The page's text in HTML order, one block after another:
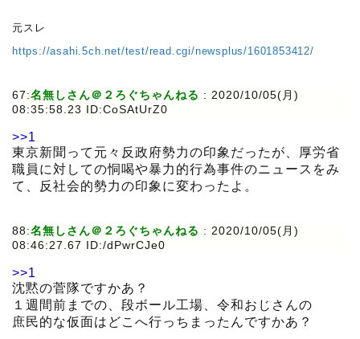
元スレ
https://asahi.5ch.net/test/read.cgi/newsplus/1601853412/
67:名無しさん＠２ろぐちゃんねる : 2020/10/05(月)
08:35:58.23 ID:CoSAtUrZ0
>>1
東京新聞って元々反政府勢力の印象だったが、厚労省
職員に対しての恫喝や暴力的行為事件のニュースをみ
て、反社会的勢力の印象に変わったよ。
88:名無しさん＠２ろぐちゃんねる : 2020/10/05(月)
08:46:27.67 ID:/dPwrCJe0
>>1
沈黙の菅隊ですかあ？
１週間前までの、段ボール工場、令和おじさんの
庶民的な仮面はどこへ行っちまったんですかあ？